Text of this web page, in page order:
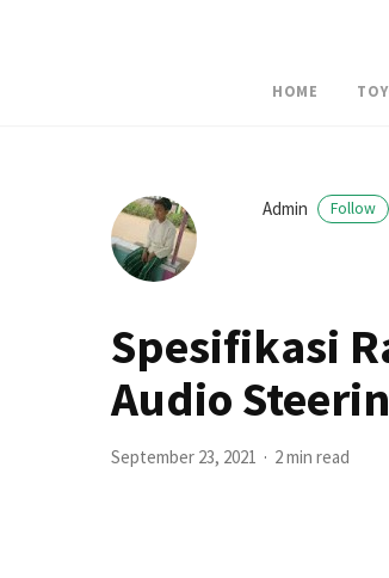
HOME
Admin Follow
Spesifikasi
Audio
September 23, 2021 2 min read